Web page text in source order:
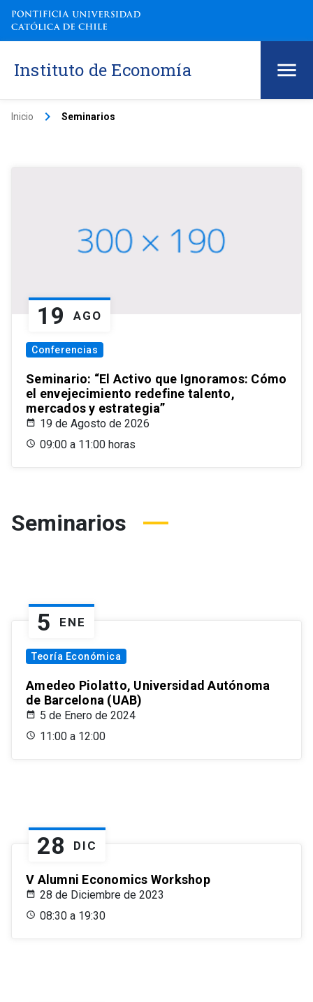
Instituto de Economía
Inicio keyboard_arrow_right Seminarios
19 AGO
Conferencias
Seminario: “El Activo que Ignoramos: Cómo
el envejecimiento redefine talento,
mercados y estrategia”
19 de Agosto de 2026
09:00 a 11:00 horas
Seminarios
5 ENE
Teoría Económica
Amedeo Piolatto, Universidad Autónoma
de Barcelona (UAB)
5 de Enero de 2024
11:00 a 12:00
28 DIC
V Alumni Economics Workshop
28 de Diciembre de 2023
08:30 a 19:30